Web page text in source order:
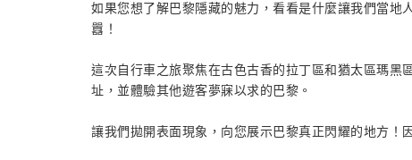
如果您想了解巴黎隱藏的魅力，看看是什麼讓我們當
囂！
這次自行車之旅聚焦在古色古香的拉丁區和猶太區瑪黑
址，並體驗其他遊客夢寐以求的巴黎。
讓我們拋開表面現象，向您展示巴黎真正閃耀的地方！